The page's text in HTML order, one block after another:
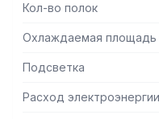
Кол-во полок
Охлаждаемая площадь
Подсветка
Расход